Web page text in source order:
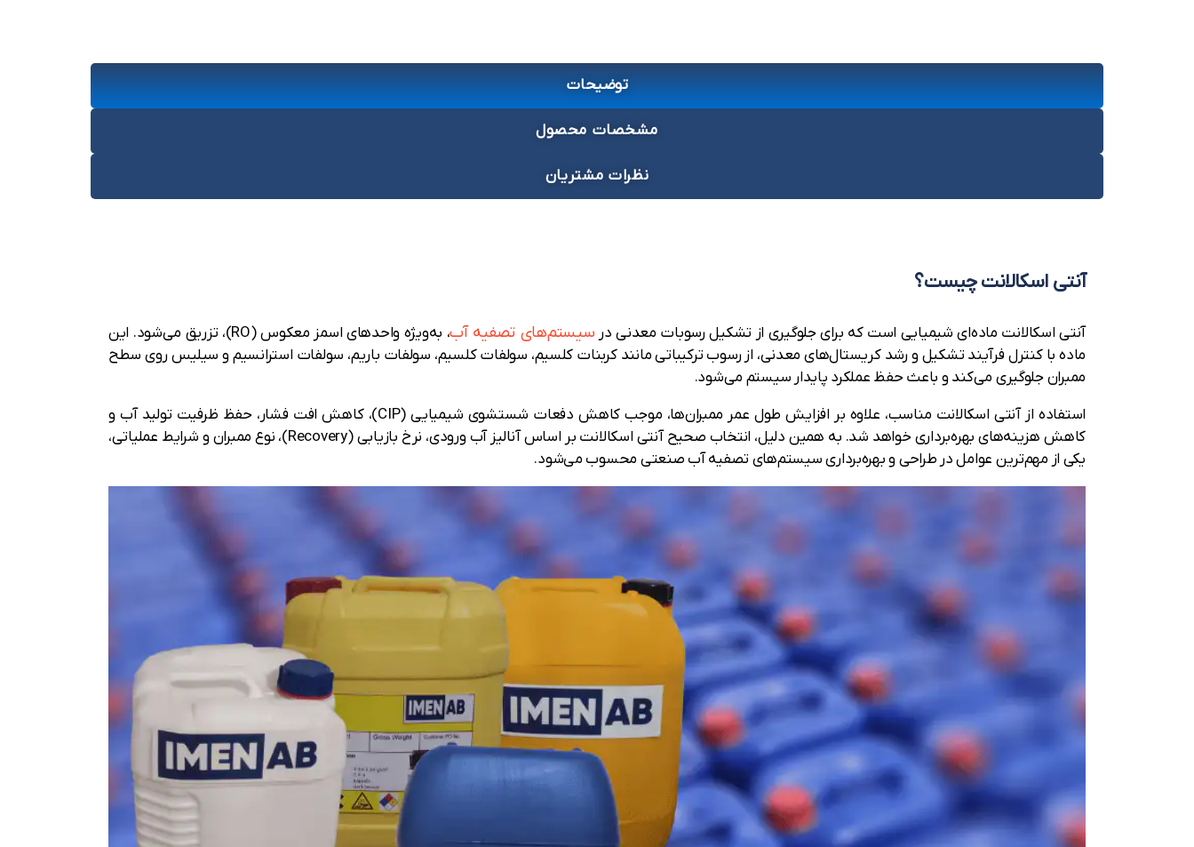
توضیحات
مشخصات محصول
نظرات مشتریان
آنتی اسکالانت چیست؟
آنتی اسکالانت ماده‌ای شیمیایی است که برای جلوگیری از تشکیل رسوبات معدنی در سیستم‌های تصفیه آب
، به‌ویژه واحدهای اسمز معکوس (RO)، تزریق می‌شود. این
ماده با کنترل فرآیند تشکیل و رشد کریستال‌های معدنی، از رسوب ترکیباتی مانند کربنات کلسیم، سولفات کلسیم، سولفات باریم، سولفات استرانسیم و سیلیس روی سطح
ممبران جلوگیری می‌کند و باعث حفظ عملکرد پایدار سیستم می‌شود.
استفاده از آنتی اسکالانت مناسب، علاوه بر افزایش طول عمر ممبران‌ها، موجب کاهش دفعات شستشوی شیمیایی (CIP)، کاهش افت فشار، حفظ ظرفیت تولید آب و
کاهش هزینه‌های بهره‌برداری خواهد شد. به همین دلیل، انتخاب صحیح آنتی اسکالانت بر اساس آنالیز آب ورودی، نرخ بازیابی (Recovery)، نوع ممبران و شرایط عملیاتی،
یکی از مهم‌ترین عوامل در طراحی و بهره‌برداری سیستم‌های تصفیه آب صنعتی محسوب می‌شود.